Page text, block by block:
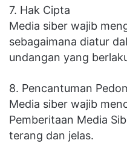
7. Hak Cipta
Media siber wajib
sebagaimana diatur
undangan yang
8. Pencantuman
Media siber wajib
Pemberitaan Media
terang dan jelas.